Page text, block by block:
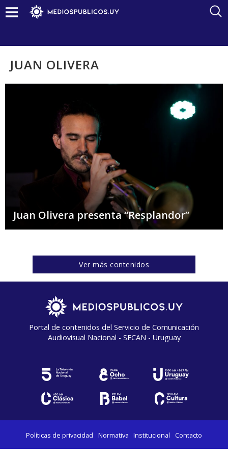
JUAN OLIVERA
Juan Olivera presenta “Resplandor”
Ver más contenidos
Portal de contenidos del Servicio de Comunicación
Audiovisual Nacional - SECAN - Uruguay
Políticas de privacidad Normativa Institucional Contacto